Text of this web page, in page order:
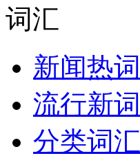
词汇
新闻热词
流行新词
分类词汇